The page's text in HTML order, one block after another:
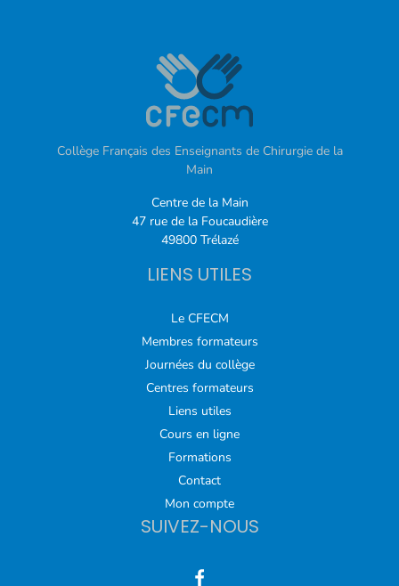
Collège Français des Enseignants de Chirurgie de la
Main
Centre de la Main
47 rue de la Foucaudière
49800 Trélazé
LIENS UTILES
Le CFECM
Membres formateurs
Journées du collège
Centres formateurs
Liens utiles
Cours en ligne
Formations
Contact
Mon compte
SUIVEZ-NOUS